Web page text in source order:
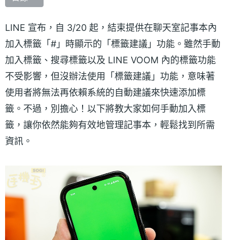
LINE 宣布，自 3/20 起，結束提供在聊天室記事本內
加入標籤「#」時顯示的「標籤建議」功能。雖然手動
加入標籤、搜尋標籤以及 LINE VOOM 內的標籤功能
不受影響，但沒辦法使用「標籤建議」功能，意味著
使用者將無法再依賴系統的自動建議來快速添加標
籤。不過，別擔心！以下將教大家如何手動加入標
籤，讓你依然能夠有效地管理記事本，輕鬆找到所需
資訊。